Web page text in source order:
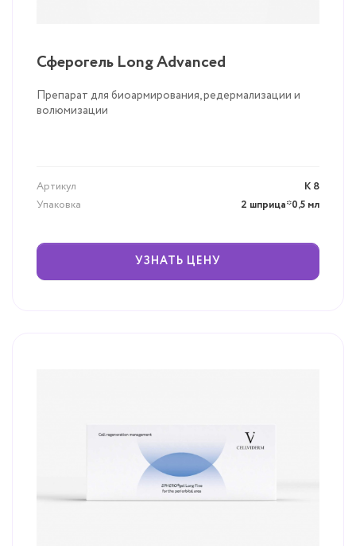
Сферогель Long Advanced
Препарат для биоармирования, редермализации и
волюмизации
Артикул
К 8
Упаковка
2 шприца*0,5 мл
УЗНАТЬ ЦЕНУ